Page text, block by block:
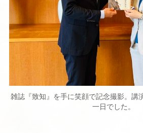
雑誌『致知』を手に笑顔で記念撮影。講
一日でした。